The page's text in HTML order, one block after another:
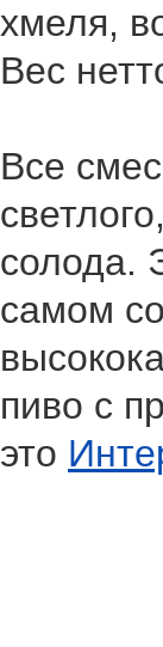
хмеля,
Вес
Все
солода.
самом
пиво с
это